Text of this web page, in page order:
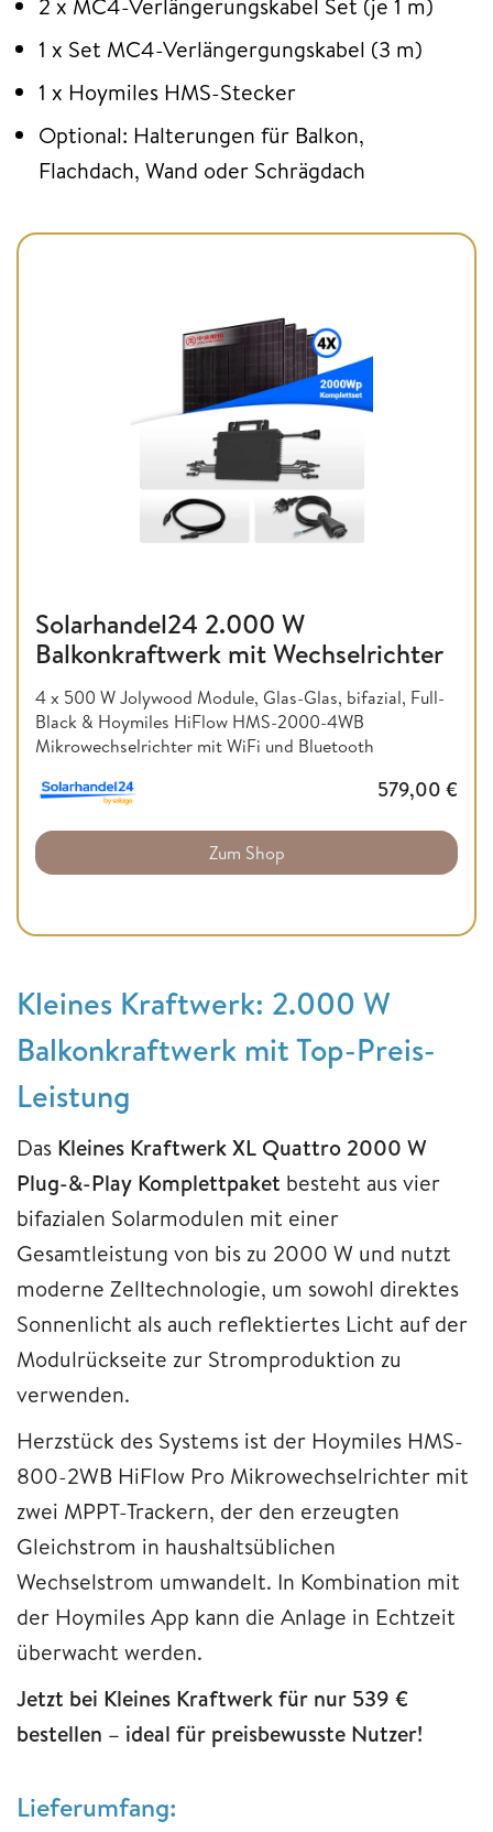
2 x MC4-Verlängerungskabel Set (je 1 m)
1 x Set MC4-Verlängergungskabel (3 m)
1 x Hoymiles HMS-Stecker
Optional: Halterungen für Balkon,
Flachdach, Wand oder Schrägdach
Solarhandel24 2.000 W
Balkonkraftwerk mit Wechselrichter
4 x 500 W Jolywood Module, Glas-Glas, bifazial, Full-
Black & Hoymiles HiFlow HMS-2000-4WB
Mikrowechselrichter mit WiFi und Bluetooth
579,00 €
Zum Shop
Kleines Kraftwerk: 2.000 W
Balkonkraftwerk mit Top-Preis-
Leistung
Das Kleines Kraftwerk XL Quattro 2000 W
Plug-&-Play Komplettpaket besteht aus vier
bifazialen Solarmodulen mit einer
Gesamtleistung von bis zu 2000 W und nutzt
moderne Zelltechnologie, um sowohl direktes
Sonnenlicht als auch reflektiertes Licht auf der
Modulrückseite zur Stromproduktion zu
verwenden.
Herzstück des Systems ist der Hoymiles HMS-
800-2WB HiFlow Pro Mikrowechselrichter mit
zwei MPPT-Trackern, der den erzeugten
Gleichstrom in haushaltsüblichen
Wechselstrom umwandelt. In Kombination mit
der Hoymiles App kann die Anlage in Echtzeit
überwacht werden.
Jetzt bei Kleines Kraftwerk für nur 539 €
bestellen – ideal für preisbewusste Nutzer!
Lieferumfang: